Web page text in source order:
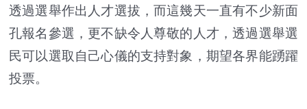
透過選舉作出人才選拔，而這幾天一直有不少新面
孔報名參選，更不缺令人尊敬的人才，透過選舉選
民可以選取自己心儀的支持對象，期望各界能踴躍
投票。